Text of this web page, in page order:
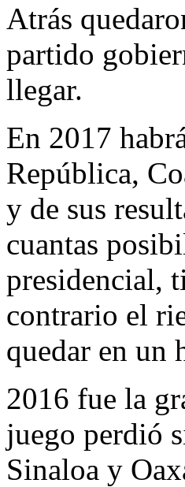
Atrás
partido
llegar.
En 2017
República,
y de sus
cuantas
presidencial,
contrario el
quedar en un
2016 fue la
juego perdió
Sinaloa y